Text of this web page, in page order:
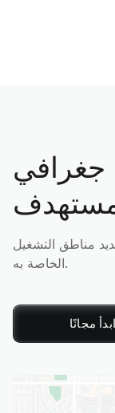
جغرافي
مناطق التشغيل
الخاصة به.
ابدأ مجانًا